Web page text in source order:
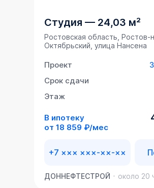
Студия — 24,03 м²
Ростовская область, Ростов-
Октябрьский, улица Нансена
Проект
Срок сдачи
Этаж
В ипотеку
от18 859 ₽/мес
+7 ××× ×××-××-××
ДОННЕФТЕСТРОЙ около 20